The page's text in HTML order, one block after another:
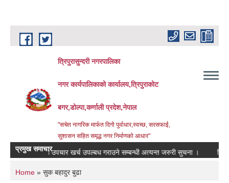
Skip to main content
त्रिपुरासुन्दरी नगरपालिका
नगर कार्यपालिकाको कार्यालय,त्रिपुराकोट
बगर,डोल्पा,कर्णाली प्रदेश,नेपाल
"सचेत नागरिक मार्फत दिगो पुर्वाधार,स्वच्छ, सरसफाई,
सुशासन सहित समृद्ध नगर निर्माणको आधार"
प्रमुख समाचार
‍‌औषधि उपचार खर्च उपल्बध गराउने सम्बन्धी अत्यन्त जरुरी सुचना । रिक्त
You are here
Home » सुक बहादुर बुढा